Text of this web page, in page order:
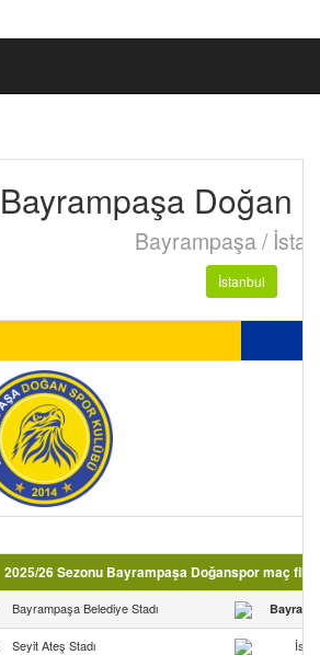
Bayrampaşa Doğan
Bayrampaşa /
İstanbul
2025/26 Sezonu Bayrampaşa Doğanspor maç
Bayrampaşa Belediye Stadı
Seyit Ateş Stadı